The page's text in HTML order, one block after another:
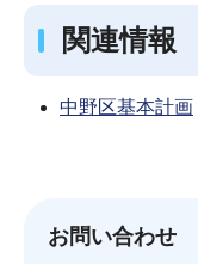
関連情報
中野区基本計画
お問い合わせ